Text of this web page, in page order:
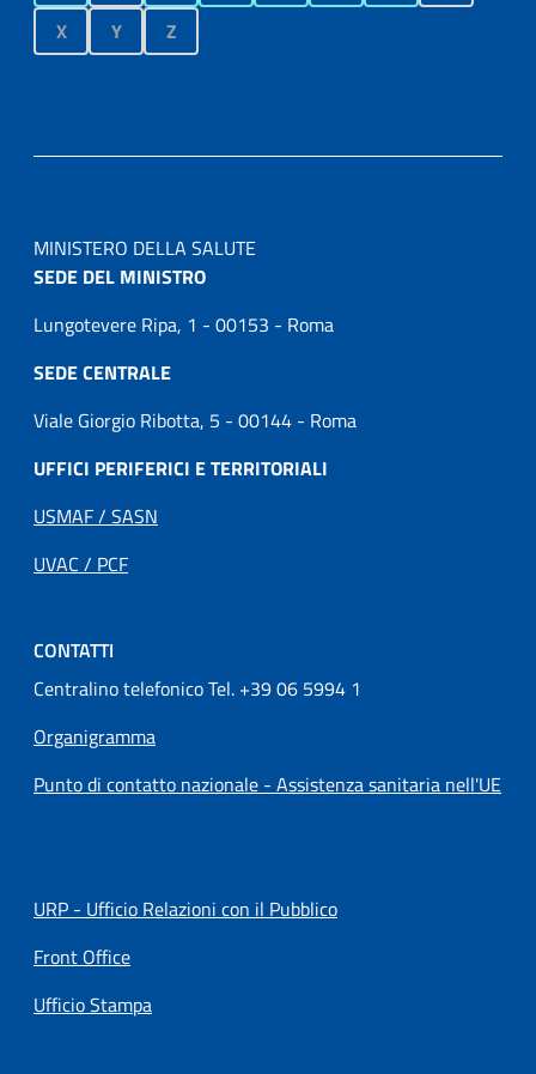
X
Y Z
MINISTERO DELLA SALUTE
SEDE DEL MINISTRO
Lungotevere Ripa, 1 - 00153 - Roma
SEDE CENTRALE
Viale Giorgio Ribotta, 5 - 00144 - Roma
UFFICI PERIFERICI E TERRITORIALI
USMAF / SASN
UVAC / PCF
CONTATTI
Centralino telefonico Tel. +39 06 5994 1
Organigramma
Punto di contatto nazionale - Assistenza sanitaria nell'UE
URP - Ufficio Relazioni con il Pubblico
Front Office
Ufficio Stampa